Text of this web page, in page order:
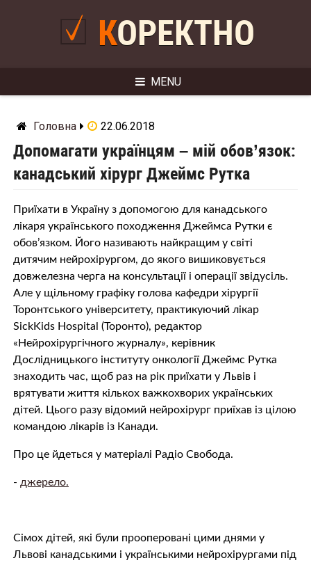
КОРЕКТНО
MENU
Головна 22.06.2018
Допомагати українцям – мій обов’язок:
канадський хірург Джеймс Рутка
Приїхати в Україну з допомогою для канадського
лікаря українського походження Джеймса Рутки є
обов’язком. Його називають найкращим у світі
дитячим нейрохірургом, до якого вишиковується
довжелезна черга на консультації і операції звідусіль.
Але у щільному графіку голова кафедри хірургії
Торонтського університету, практикуючий лікар
SickKids Hospital (Торонто), редактор
«Нейрохірургічного журналу», керівник
Дослідницького інституту онкології Джеймс Рутка
знаходить час, щоб раз на рік приїхати у Львів і
врятувати життя кількох важкохворих українських
дітей. Цього разу відомий нейрохірург приїхав із цілою
командою лікарів із Канади.
Про це йдеться у матеріалі Радіо Свобода.
- джерело.
Сімох дітей, які були прооперовані цими днями у
Львові канадськими і українськими нейрохірургами під